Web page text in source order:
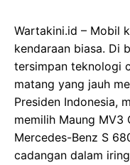
Wartakini.id – Mobil
kendaraan biasa. Di
tersimpan teknologi
matang yang jauh
Presiden Indonesia,
memilih Maung MV3
Mercedes-Benz S
cadangan dalam